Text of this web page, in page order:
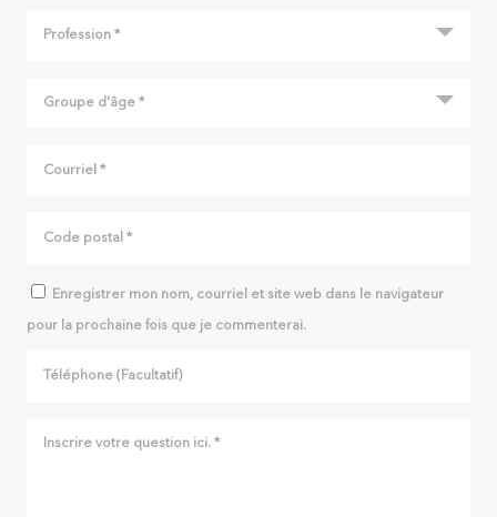
Enregistrer mon nom, courriel et site web dans le navigateur
pour la prochaine fois que je commenterai.